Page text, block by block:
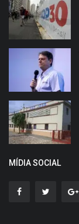
MÍDIA SOCIAL